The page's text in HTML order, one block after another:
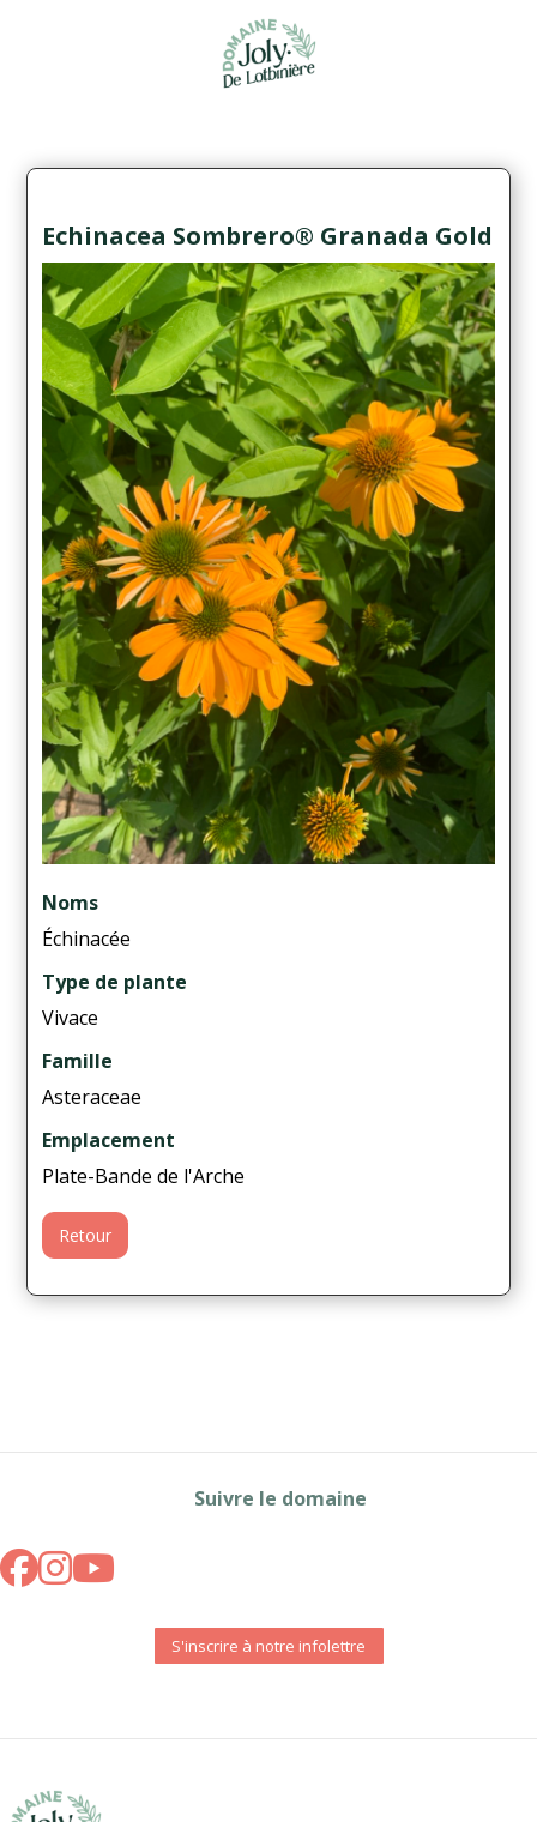
Echinacea Sombrero® Granada Gold
Noms
Échinacée
Type de plante
Vivace
Famille
Asteraceae
Emplacement
Plate-Bande de l'Arche
Retour
Suivre le domaine
S'inscrire à notre infolettre